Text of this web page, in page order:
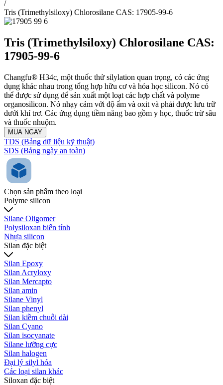
/
Tris (Trimethylsiloxy) Chlorosilane CAS: 17905-99-6
Tris (Trimethylsiloxy) Chlorosilane CAS:
17905-99-6
Changfu® H34c, một thuốc thử silylation quan trọng, có các ứng
dụng khác nhau trong tổng hợp hữu cơ và hóa học silicon. Nó có
thể được sử dụng để sản xuất một loạt các hợp chất và polyme
organosilicon. Nó nhạy cảm với độ ẩm và oxit và phải được lưu trữ
dưới khí trơ. Các ứng dụng tiềm năng bao gồm y học, thuốc trừ sâu
và thuốc nhuộm.
MUA NGAY
TDS (Bảng dữ liệu kỹ thuật)
SDS (Bảng ngày an toàn)
Chọn sản phẩm theo loại
Polyme silicon
Silane Oligomer
Polysiloxan biến tính
Nhựa silicon
Silan đặc biệt
Silan Epoxy
Silan Acryloxy
Silan Mercapto
Silan amin
Silane Vinyl
Silan phenyl
Silan kiềm chuỗi dài
Silan Cyano
Silan isocyanate
Silane lưỡng cực
Silan halogen
Đại lý silyl hóa
Các loại silan khác
Siloxan đặc biệt